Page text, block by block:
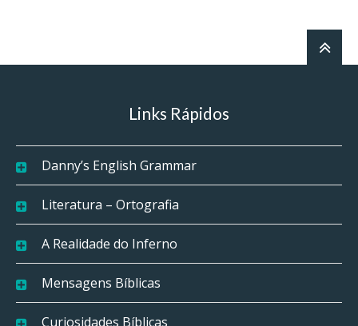
Links Rápidos
Danny’s English Grammar
Literatura – Ortografia
A Realidade do Inferno
Mensagens Bíblicas
Curiosidades Bíblicas